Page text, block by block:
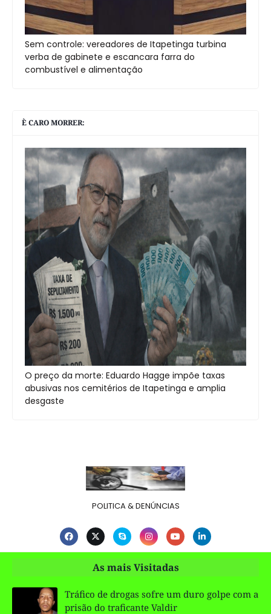
Sem controle: vereadores de Itapetinga turbina
verba de gabinete e escancara farra do
combustível e alimentação
È CARO MORRER:
O preço da morte: Eduardo Hagge impõe taxas
abusivas nos cemitérios de Itapetinga e amplia
desgaste
POLITICA & DENÚNCIAS
As mais Visitadas
Tráfico de drogas sofre um duro golpe com a
prisão do traficante Valdir